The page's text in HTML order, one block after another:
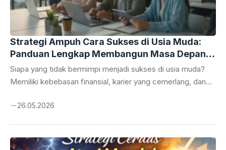
Strategi Ampuh Cara Sukses di Usia Muda:
Panduan Lengkap Membangun Masa Depan
Gemilang
Siapa yang tidak bermimpi menjadi sukses di usia muda?
Memiliki kebebasan finansial, karier yang cemerlang, dan
usia kepala empat adalah dambaan hampir setiap orang.
kemauan untuk belajar secara terus-menerus. Di era digital
26.05.2026